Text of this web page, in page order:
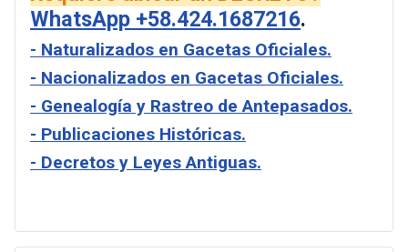
WhatsApp +58.424.1687216.
- Naturalizados en Gacetas Oficiales.
- Nacionalizados en Gacetas Oficiales.
- Genealogía y Rastreo de Antepasados.
- Publicaciones Históricas.
- Decretos y Leyes Antiguas.